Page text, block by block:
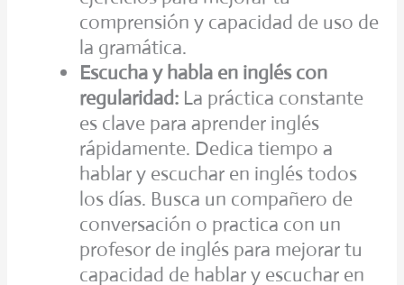
comprensión y capacidad de uso de
la gramática.
Escucha y habla en inglés con
regularidad: La práctica constante
es clave para aprender inglés
rápidamente. Dedica tiempo a
hablar y escuchar en inglés todos
los días. Busca un compañero de
conversación o practica con un
profesor de inglés para mejorar tu
capacidad de hablar y escuchar en